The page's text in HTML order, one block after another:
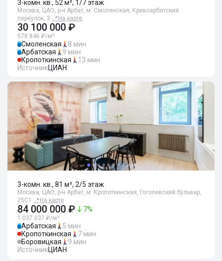
3-комн. кв., 52 м², 1/7 этаж
Москва, ЦАО, р-н Арбат, м. Смоленская, Кривоарбатский
переулок, 3 📍 На карте
30 100 000 ₽
578 846 ₽/м²
Смоленская
8 мин
Арбатская
9 мин
Кропоткинская
13 мин
ИсточникЦИАН
3-комн. кв., 81 м², 2/5 этаж
Москва, ЦАО, р-н Арбат, м. Кропоткинская, Гоголевский бульвар,
25С1
📍 На карте
84 000 000 ₽ 7%
1 037 037 ₽/м²
Арбатская
5 мин
Кропоткинская
7 мин
Боровицкая
9 мин
ИсточникЦИАН